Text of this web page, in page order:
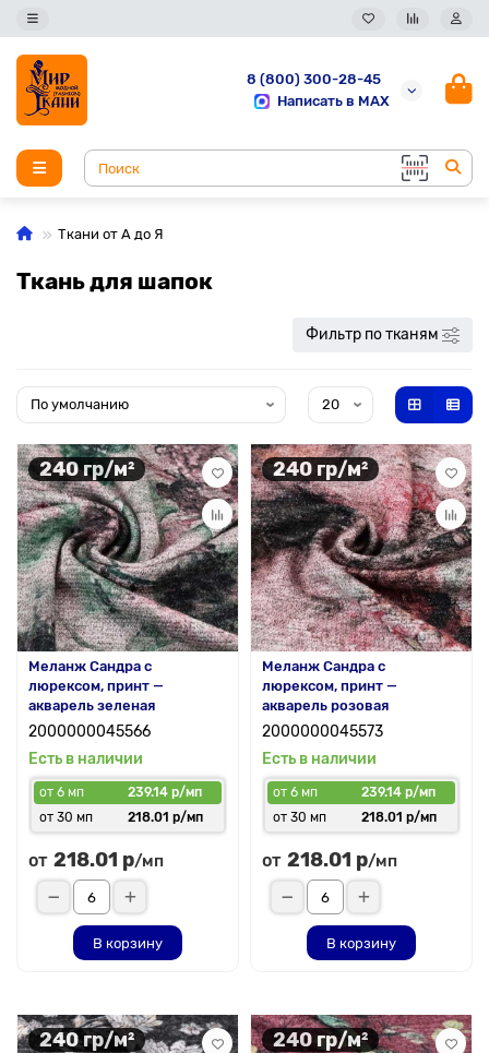
8 (800) 300-28-45
Написать в MAX
Ткани от А до Я
Ткань для шапок
Фильтр по тканям
240 гр/м²
Меланж Сандра с
люрексом, принт —
акварель зеленая
2000000045566
Есть в наличии
от 6 мп
239.14 р/мп
от 30 мп
218.01 р/мп
от 218.01 р/мп
В корзину
240 гр/м²
Меланж Сандра с
люрексом, принт —
акварель розовая
2000000045573
Есть в наличии
от 6 мп
239.14 р/мп
от 30 мп
218.01 р/мп
от 218.01 р/мп
В корзину
240 гр/м² 240 гр/м²